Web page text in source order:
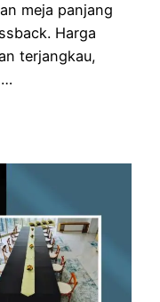
meja panjang
Harga
terjangkau,